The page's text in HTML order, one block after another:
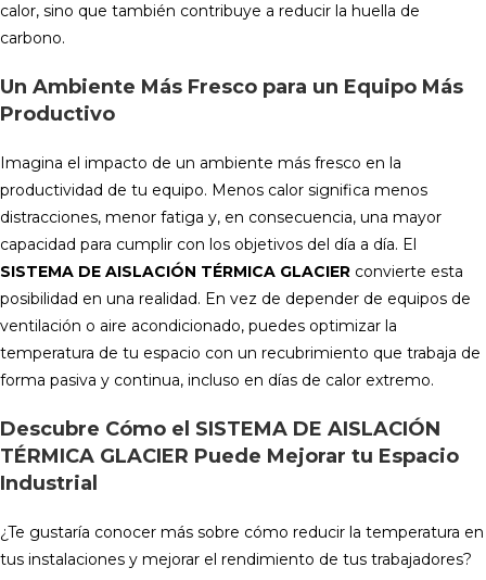
calor, sino que también contribuye a reducir la huella de
carbono.
Un Ambiente Más Fresco para un Equipo Más
Productivo
Imagina el impacto de un ambiente más fresco en la
productividad de tu equipo. Menos calor significa menos
distracciones, menor fatiga y, en consecuencia, una mayor
capacidad para cumplir con los objetivos del día a día. El
SISTEMA DE AISLACIÓN TÉRMICA GLACIER convierte esta
posibilidad en una realidad. En vez de depender de equipos de
ventilación o aire acondicionado, puedes optimizar la
temperatura de tu espacio con un recubrimiento que trabaja de
forma pasiva y continua, incluso en días de calor extremo.
Descubre Cómo el SISTEMA DE AISLACIÓN
TÉRMICA GLACIER Puede Mejorar tu Espacio
Industrial
¿Te gustaría conocer más sobre cómo reducir la temperatura en
tus instalaciones y mejorar el rendimiento de tus trabajadores?